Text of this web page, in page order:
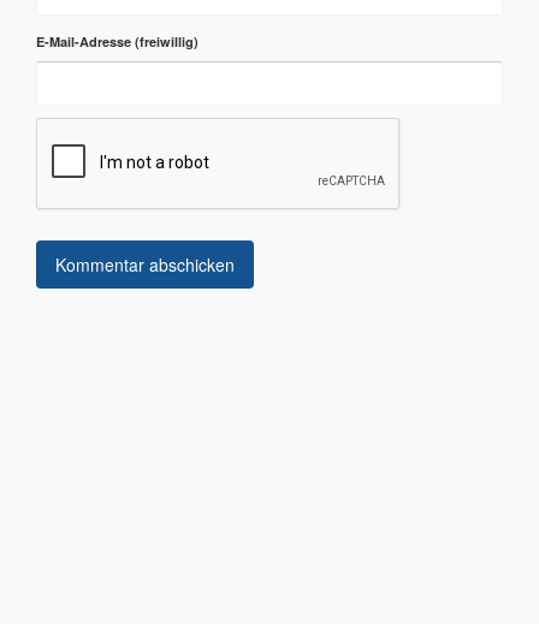
E-Mail-Adresse